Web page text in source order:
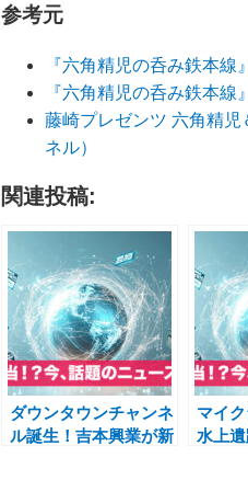
参考元
『六角精児の呑み鉄本
『六角精児の呑み鉄本
藤崎プレゼンツ 六角精
ネル）
関連投稿:
ダウンタウンチャンネ
ル誕生！吉本興業が新
マイ
水上遺